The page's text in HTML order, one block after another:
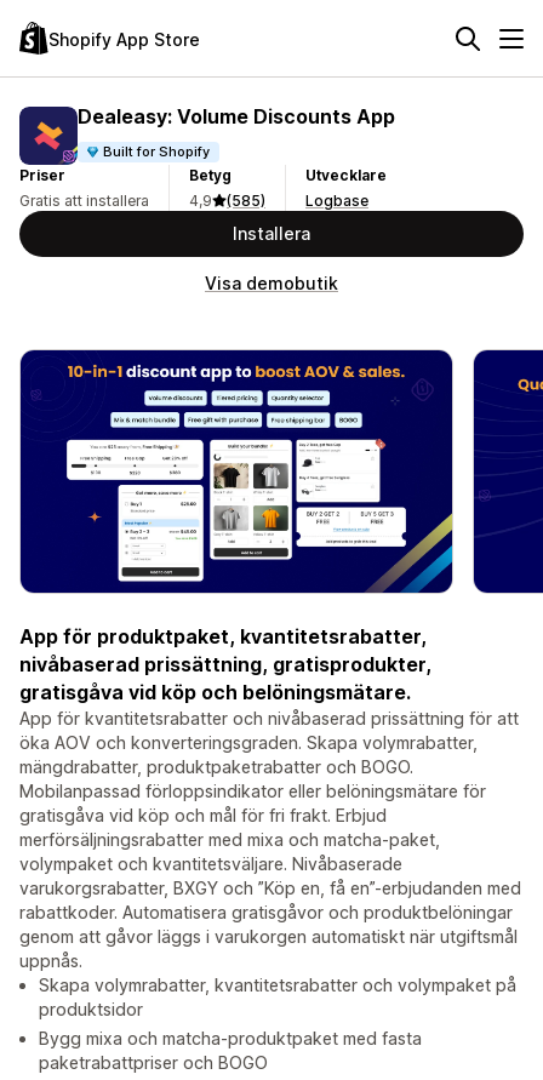
Shopify App Store
Dealeasy: Volume Discounts App
Built for Shopify
Priser
Gratis att installera
Betyg
4,9
(585)
Utvecklare
Logbase
Installera
Visa demobutik
App för produktpaket, kvantitetsrabatter,
nivåbaserad prissättning, gratisprodukter,
gratisgåva vid köp och belöningsmätare.
App för kvantitetsrabatter och nivåbaserad prissättning för att
öka AOV och konverteringsgraden. Skapa volymrabatter,
mängdrabatter, produktpaketrabatter och BOGO.
Mobilanpassad förloppsindikator eller belöningsmätare för
gratisgåva vid köp och mål för fri frakt. Erbjud
merförsäljningsrabatter med mixa och matcha-paket,
volympaket och kvantitetsväljare. Nivåbaserade
varukorgsrabatter, BXGY och ”Köp en, få en”-erbjudanden med
rabattkoder. Automatisera gratisgåvor och produktbelöningar
genom att gåvor läggs i varukorgen automatiskt när utgiftsmål
uppnås.
Skapa volymrabatter, kvantitetsrabatter och volympaket på
produktsidor
Bygg mixa och matcha-produktpaket med fasta
paketrabattpriser och BOGO